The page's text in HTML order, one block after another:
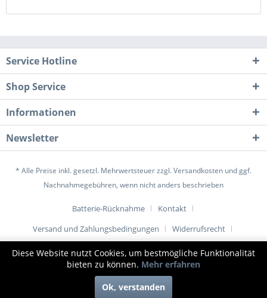
Service Hotline
Shop Service
Informationen
Newsletter
* Alle Preise inkl. gesetzl. Mehrwertsteuer zzgl.Versandkosten und ggf.
Nachnahmegebühren, wenn nicht anders beschrieben
Batterie-Rücknahme
Kontakt
Versand und Zahlungsbedingungen
Widerrufsrecht
Datenschutz
AGB
Impressum
© www.1001-tuer.de |
Diese Website nutzt Cookies, um bestmögliche Funktionalität
bieten zu können. Mehr erfahren
Ok, verstanden